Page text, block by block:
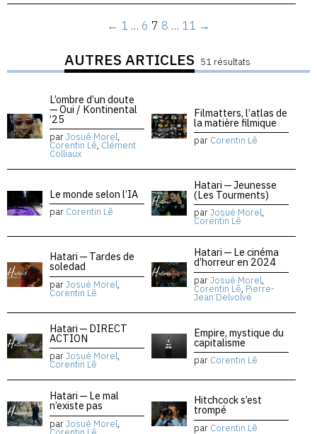
← 1 … 6 7 8 … 11 →
AUTRES ARTICLES 51 résultats
L’ombre d’un doute
— Oui / Kontinental
’25
parJosué Morel,
Corentin Lê, Clément
Colliaux
Filmatters, l’atlas de
la matière filmique
par Corentin Lê
Le monde selon l’IA
par Corentin Lê
Hatari — Jeunesse
(Les Tourments)
parJosué Morel,
Corentin Lê
Hatari — Tardes de
soledad
parJosué Morel,
Corentin Lê
Hatari — Le cinéma
d’horreur en 2024
parJosué Morel,
Corentin Lê, Pierre-
Jean Delvolvé
Hatari — DIRECT
ACTION
parJosué Morel,
Corentin Lê
Empire, mystique du
capitalisme
par Corentin Lê
Hatari — Le mal
n’existe pas
parJosué Morel,
Hitchcock s’est
trompé
par Corentin Lê